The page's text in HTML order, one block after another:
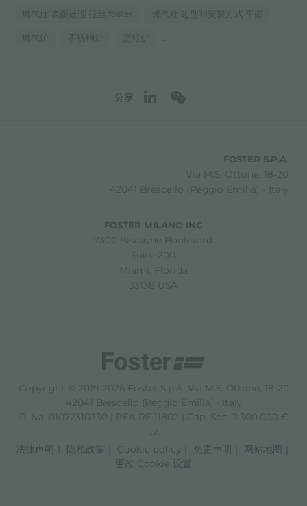
燃气灶 表面处理 拉丝 foster 燃气灶 边型和安装方式 平嵌
燃气炉 不锈钢炉 烹饪炉
分享
FOSTER S.P.A.
Via M.S. Ottone, 18-20
42041 Brescello (Reggio Emilia) - Italy
FOSTER MILANO INC
7300 Biscayne Boulevard
Suite 200
Miami, Florida
33138 USA
Copyright © 2019-2026 Foster S.p.A. Via M.S. Ottone, 18-20
42041 Brescello (Reggio Emilia) - Italy
P. Iva: 01072310350 | REA RE 11802 | Cap. Soc. 2.500.000 €
i.v.
法律声明
隐私政策 Cookie policy 免责声明
网站地图
更改 Cookie 设置